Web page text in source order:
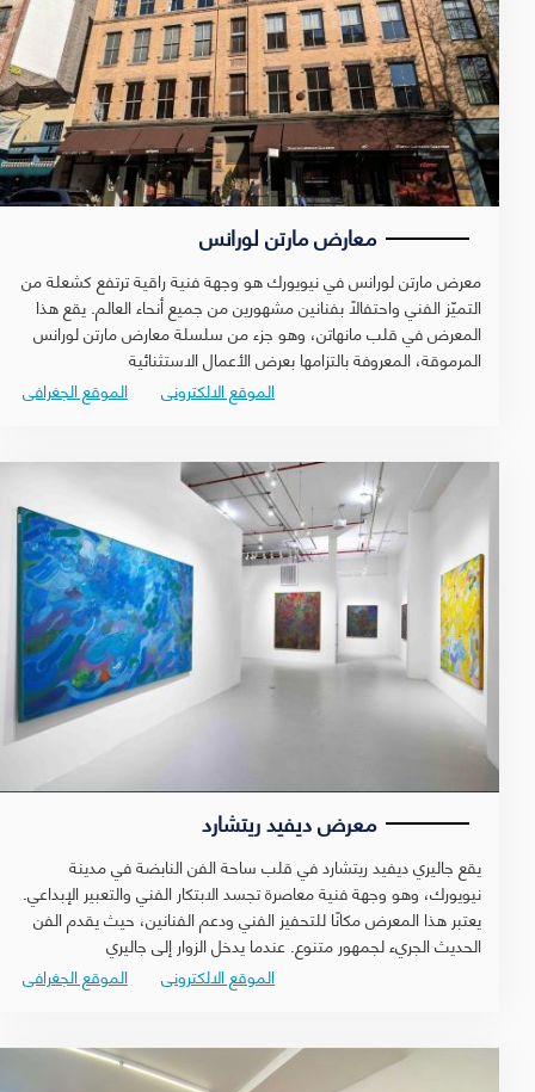
معارض مارتن لورانس
معرض مارتن لورانس في نيويورك هو وجهة فنية راقية ترتفع كشعلة من
التميّز الفني واحتفالًا بفنانين مشهورين من جميع أنحاء العالم. يقع هذا
المعرض في قلب مانهاتن، وهو جزء من سلسلة معارض مارتن لورانس
المرموقة، المعروفة بالتزامها بعرض الأعمال الاستثنائية
الموقع الجغرافى
الموقع الالكترونى
معرض ديفيد ريتشارد
يقع جاليري ديفيد ريتشارد في قلب ساحة الفن النابضة في مدينة
نيويورك، وهو وجهة فنية معاصرة تجسد الابتكار الفني والتعبير الإبداعي.
يعتبر هذا المعرض مكانًا للتحفيز الفني ودعم الفنانين، حيث يقدم الفن
الحديث الجريء لجمهور متنوع. عندما يدخل الزوار إلى جاليري
الموقع الجغرافى
الموقع الالكترونى